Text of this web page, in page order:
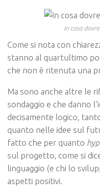
In cosa
Come si nota con
stanno al quartultimo
che non è ritenuta una
Ma sono anche altre le
sondaggio e che danno
decisamente logico,
quanto nelle idee sul
fatto che per quanto
sul progetto, come si
linguaggio (e chi lo
aspetti positivi.